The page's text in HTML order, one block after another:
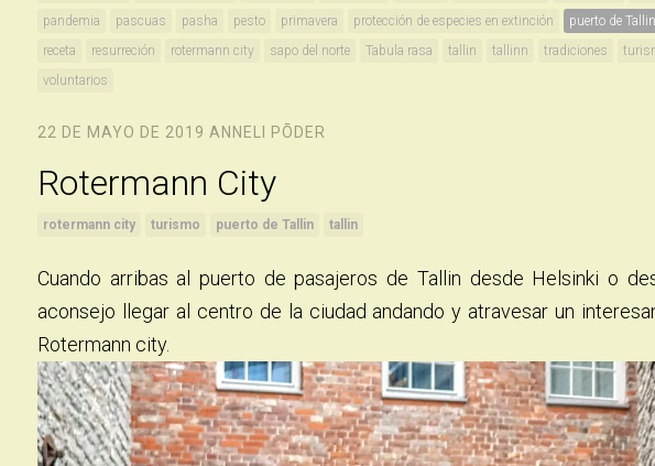
pandemia
pascuas pasha pesto primavera protección de especies en extinción puerto de Tallin
receta
resurreción rotermann city sapo del norte Tabula rasa tallin tallinn tradiciones
voluntarios
22 DE MAYO DE 2019 ANNELI PÕDER
Rotermann City
rotermann city turismo puerto de Tallin tallin
Cuando arribas al puerto de pasajeros de Tallin desde Helsinki o
aconsejo llegar al centro de la ciudad andando y atravesar un
Rotermann city.